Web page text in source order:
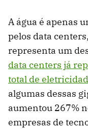
A água é apenas
pelos data
representa um
data centers já
total de
algumas dessas
aumentou 267%
empresas de